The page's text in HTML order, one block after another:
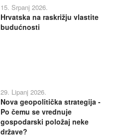
15. Srpanj 2026.
Hrvatska na raskrižju vlastite
budućnosti
29. Lipanj 2026.
Nova geopolitička strategija -
Po čemu se vrednuje
gospodarski položaj neke
države?